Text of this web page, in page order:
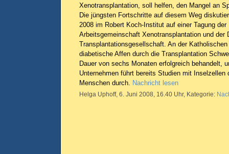
Xenotransplantation, soll helfen, den Mangel an
Die jüngsten Fortschritte auf diesem Weg
2008 im Robert Koch-Institut auf einer Tagung der
Arbeitsgemeinschaft Xenotransplantation und der
Transplantationsgesellschaft. An der
diabetische Affen durch die Transplantation
Dauer von sechs Monaten erfolgreich behandelt,
Unternehmen führt bereits Studien mit Inselzellen
Menschen durch. Nachricht lesen
Helga Uphoff, 6. Juni 2008, 16.40 Uhr, Kategorie: